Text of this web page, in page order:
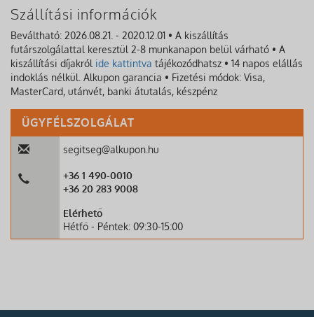
Szállítási információk
Beváltható: 2026.08.21. - 2020.12.01 • A kiszállítás
futárszolgálattal keresztül 2-8 munkanapon belül várható • A
kiszállítási díjakról ide kattintva tájékozódhatsz • 14 napos elállás
indoklás nélkül. Alkupon garancia • Fizetési módok: Visa,
MasterCard, utánvét, banki átutalás, készpénz
ÜGYFÉLSZOLGÁLAT
segitseg@alkupon.hu
+36 1 490-0010
+36 20 283 9008
Elérhető
Hétfő - Péntek: 09:30-15:00